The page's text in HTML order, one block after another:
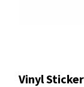
Vinyl